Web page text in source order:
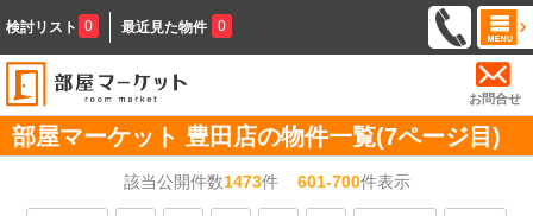
検討リスト 0 最近見た物件 0
お問合せ
部屋マーケット 豊田店の物件一覧(7ページ目)
該当公開件数1473件601-700件表示